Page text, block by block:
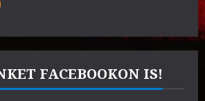
FACEBOOKON IS!